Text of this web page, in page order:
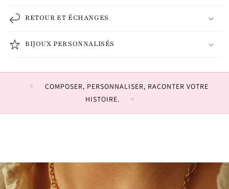
RETOUR ET ÉCHANGES
BIJOUX PERSONNALISÉS
COMPOSER, PERSONNALISER, RACONTER VOTRE
HISTOIRE.